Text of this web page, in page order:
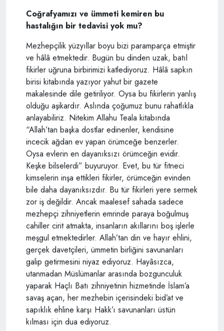
Coğrafyamızı ve ümmeti kemiren bu
hastalığın bir tedavisi yok mu?
Mezhepçilik yüzyıllar boyu bizi paramparça etmiştir
ve hâlâ etmektedir. Bugün bu dinden uzak, batıl
fikirler uğruna birbirimizi katlediyoruz. Hâlâ sapkın
birisi kitabında yazıyor yahut bir gazete
makalesinde dile getiriliyor. Oysa bu fikirlerin yanlış
olduğu aşikardır. Aslında çoğumuz bunu rahatlıkla
anlayabiliriz. Nitekim Allahu Teala kitabında
“Allah’tan başka dostlar edinenler, kendisine
incecik ağdan ev yapan örümceğe benzerler.
Oysa evlerin en dayanıksızı örümceğin evidir.
Keşke bilselerdi” buyuruyor. Evet, bu tür fitneci
kimselerin inşa ettikleri fikirler, örümceğin evinden
bile daha dayanıksızdır. Bu tür fikirleri yere sermek
zor iş değildir. Ancak maalesef sahada sadece
mezhepçi zihniyetlerin emrinde paraya boğulmuş
cahiller cirit atmakta, insanların akıllarını boş işlerle
meşgul etmektedirler. Allah’tan din ve hayır ehlini,
gerçek davetçileri, ümmetin birliğini savunanları
galip getirmesini niyaz ediyoruz. Hayâsızca,
utanmadan Müslümanlar arasında bozgunculuk
yaparak Haçlı Batı zihniyetinin hizmetinde İslam’a
savaş açan, her mezhebin içerisindeki bid’at ve
sapıklık ehline karşı Hakk’ı savunanları üstün
kılması için dua ediyoruz.